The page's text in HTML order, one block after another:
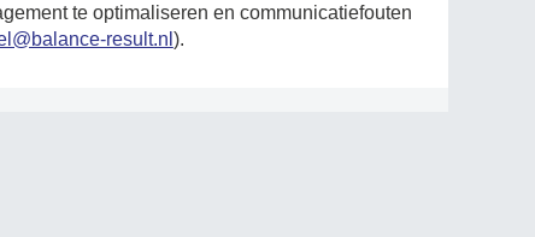
te optimaliseren en communicatiefouten
result.nl ).